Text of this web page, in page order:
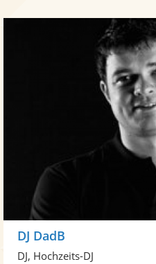
DJ DadB
DJ, Hochzeits-DJ